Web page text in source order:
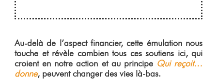
Au-delà de l’aspect financier, cette émulation nous
touche et révèle combien tous ces soutiens ici, qui
croient en notre action et au principe Qui reçoit…
donne, peuvent changer des vies là-bas.